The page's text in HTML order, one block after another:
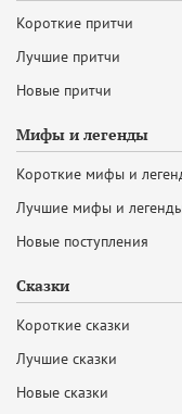
Короткие притчи
Лучшие притчи
Новые притчи
Мифы и легенды
Короткие мифы и
Лучшие мифы и
Новые поступления
Сказки
Короткие сказки
Лучшие сказки
Новые сказки